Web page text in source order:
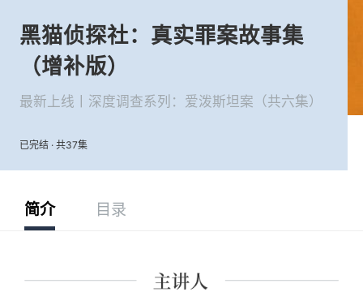
黑猫侦探社：真实罪案故事集
（增补版）
最新上线丨深度调查系列：爱泼斯坦案（共六集）
已完结 · 共37集
简介 目录